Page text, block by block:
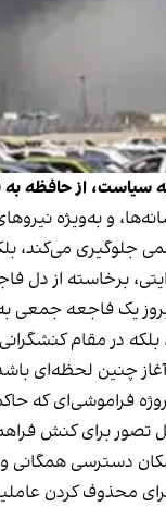
سیاست، از حافظه
و به‌ویژه
جلوگیری می‌کند،
برخاسته از دل
یک فاجعه جمعی
در مقام
آغاز چنین لحظه‌ای
پروژه‌ فراموشی‌ای که
تصور برای کنش
دسترسی همگانی
محذوف کردن